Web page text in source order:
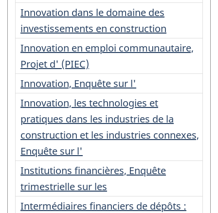
Innovation dans le domaine des
investissements en construction
Innovation en emploi communautaire,
Projet d' (PIEC)
Innovation, Enquête sur l'
Innovation, les technologies et
pratiques dans les industries de la
construction et les industries connexes,
Enquête sur l'
Institutions financières, Enquête
trimestrielle sur les
Intermédiaires financiers de dépôts :